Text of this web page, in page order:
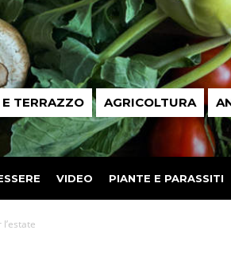
TERRAZZO AGRICOLTURA
VIDEO PIANTE E PARASSITI